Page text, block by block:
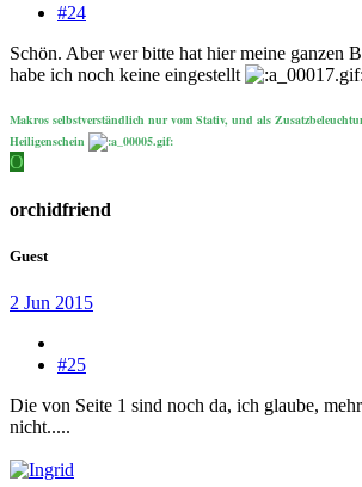
#24
Schön. Aber wer bitte hat hier meine ganzen
habe ich noch keine eingestellt
Makros selbstverständlich nur vom Stativ, und als
Heiligenschein
O
orchidfriend
Guest
2 Jun 2015
#25
Die von Seite 1 sind noch da, ich glaube,
nicht.....